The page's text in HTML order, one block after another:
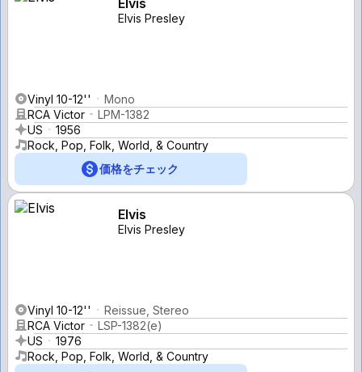
Elvis Presley
Vinyl 10-12''
Mono
RCA Victor
LPM-1382
US
1956
Rock, Pop, Folk, World, & Country
価格をチェック
Elvis
Elvis Presley
Vinyl 10-12''
Reissue, Stereo
RCA Victor
LSP-1382(e)
US
1976
Rock, Pop, Folk, World, & Country